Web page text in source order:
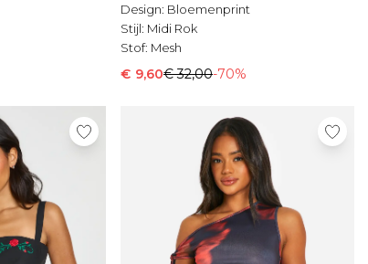
Design: Bloemenprint
Stijl: Midi Rok
Stof: Mesh
€ 9,60€ 32,00-70%